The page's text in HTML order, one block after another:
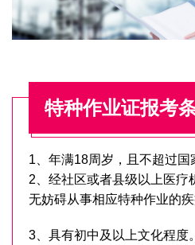
特种作业证报考
1、年满18周岁，且不超过国
2、经社区或者县级以上医疗
无妨碍从事相应特种作业的疾
3、具有初中及以上文化程度。